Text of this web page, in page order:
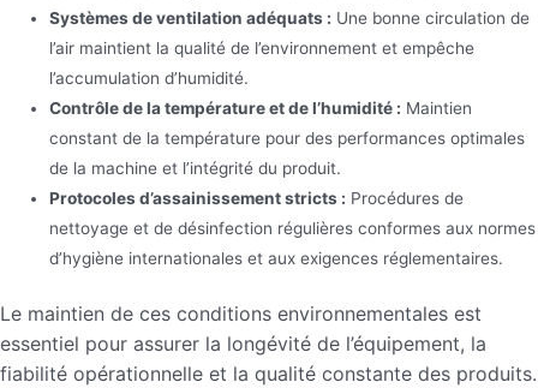
Systèmes de ventilation adéquats : Une bonne circulation de
l’air maintient la qualité de l’environnement et empêche
l’accumulation d’humidité.
Contrôle de la température et de l’humidité : Maintien
constant de la température pour des performances optimales
de la machine et l’intégrité du produit.
Protocoles d’assainissement stricts : Procédures de
nettoyage et de désinfection régulières conformes aux normes
d’hygiène internationales et aux exigences réglementaires.
Le maintien de ces conditions environnementales est
essentiel pour assurer la longévité de l’équipement, la
fiabilité opérationnelle et la qualité constante des produits.